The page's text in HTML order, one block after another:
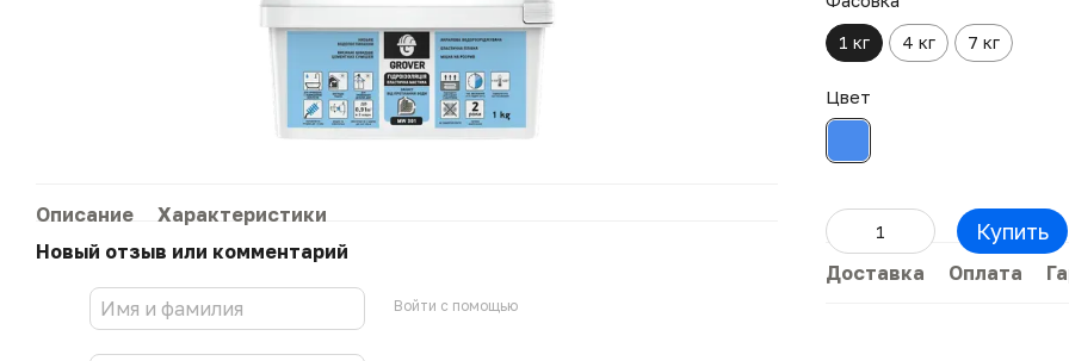
Описание
Характеристики
Новый отзыв или комментарий
Войти с помощью
1 кг 4 кг 7 кг
Цвет
Купить
Доставка Оплата